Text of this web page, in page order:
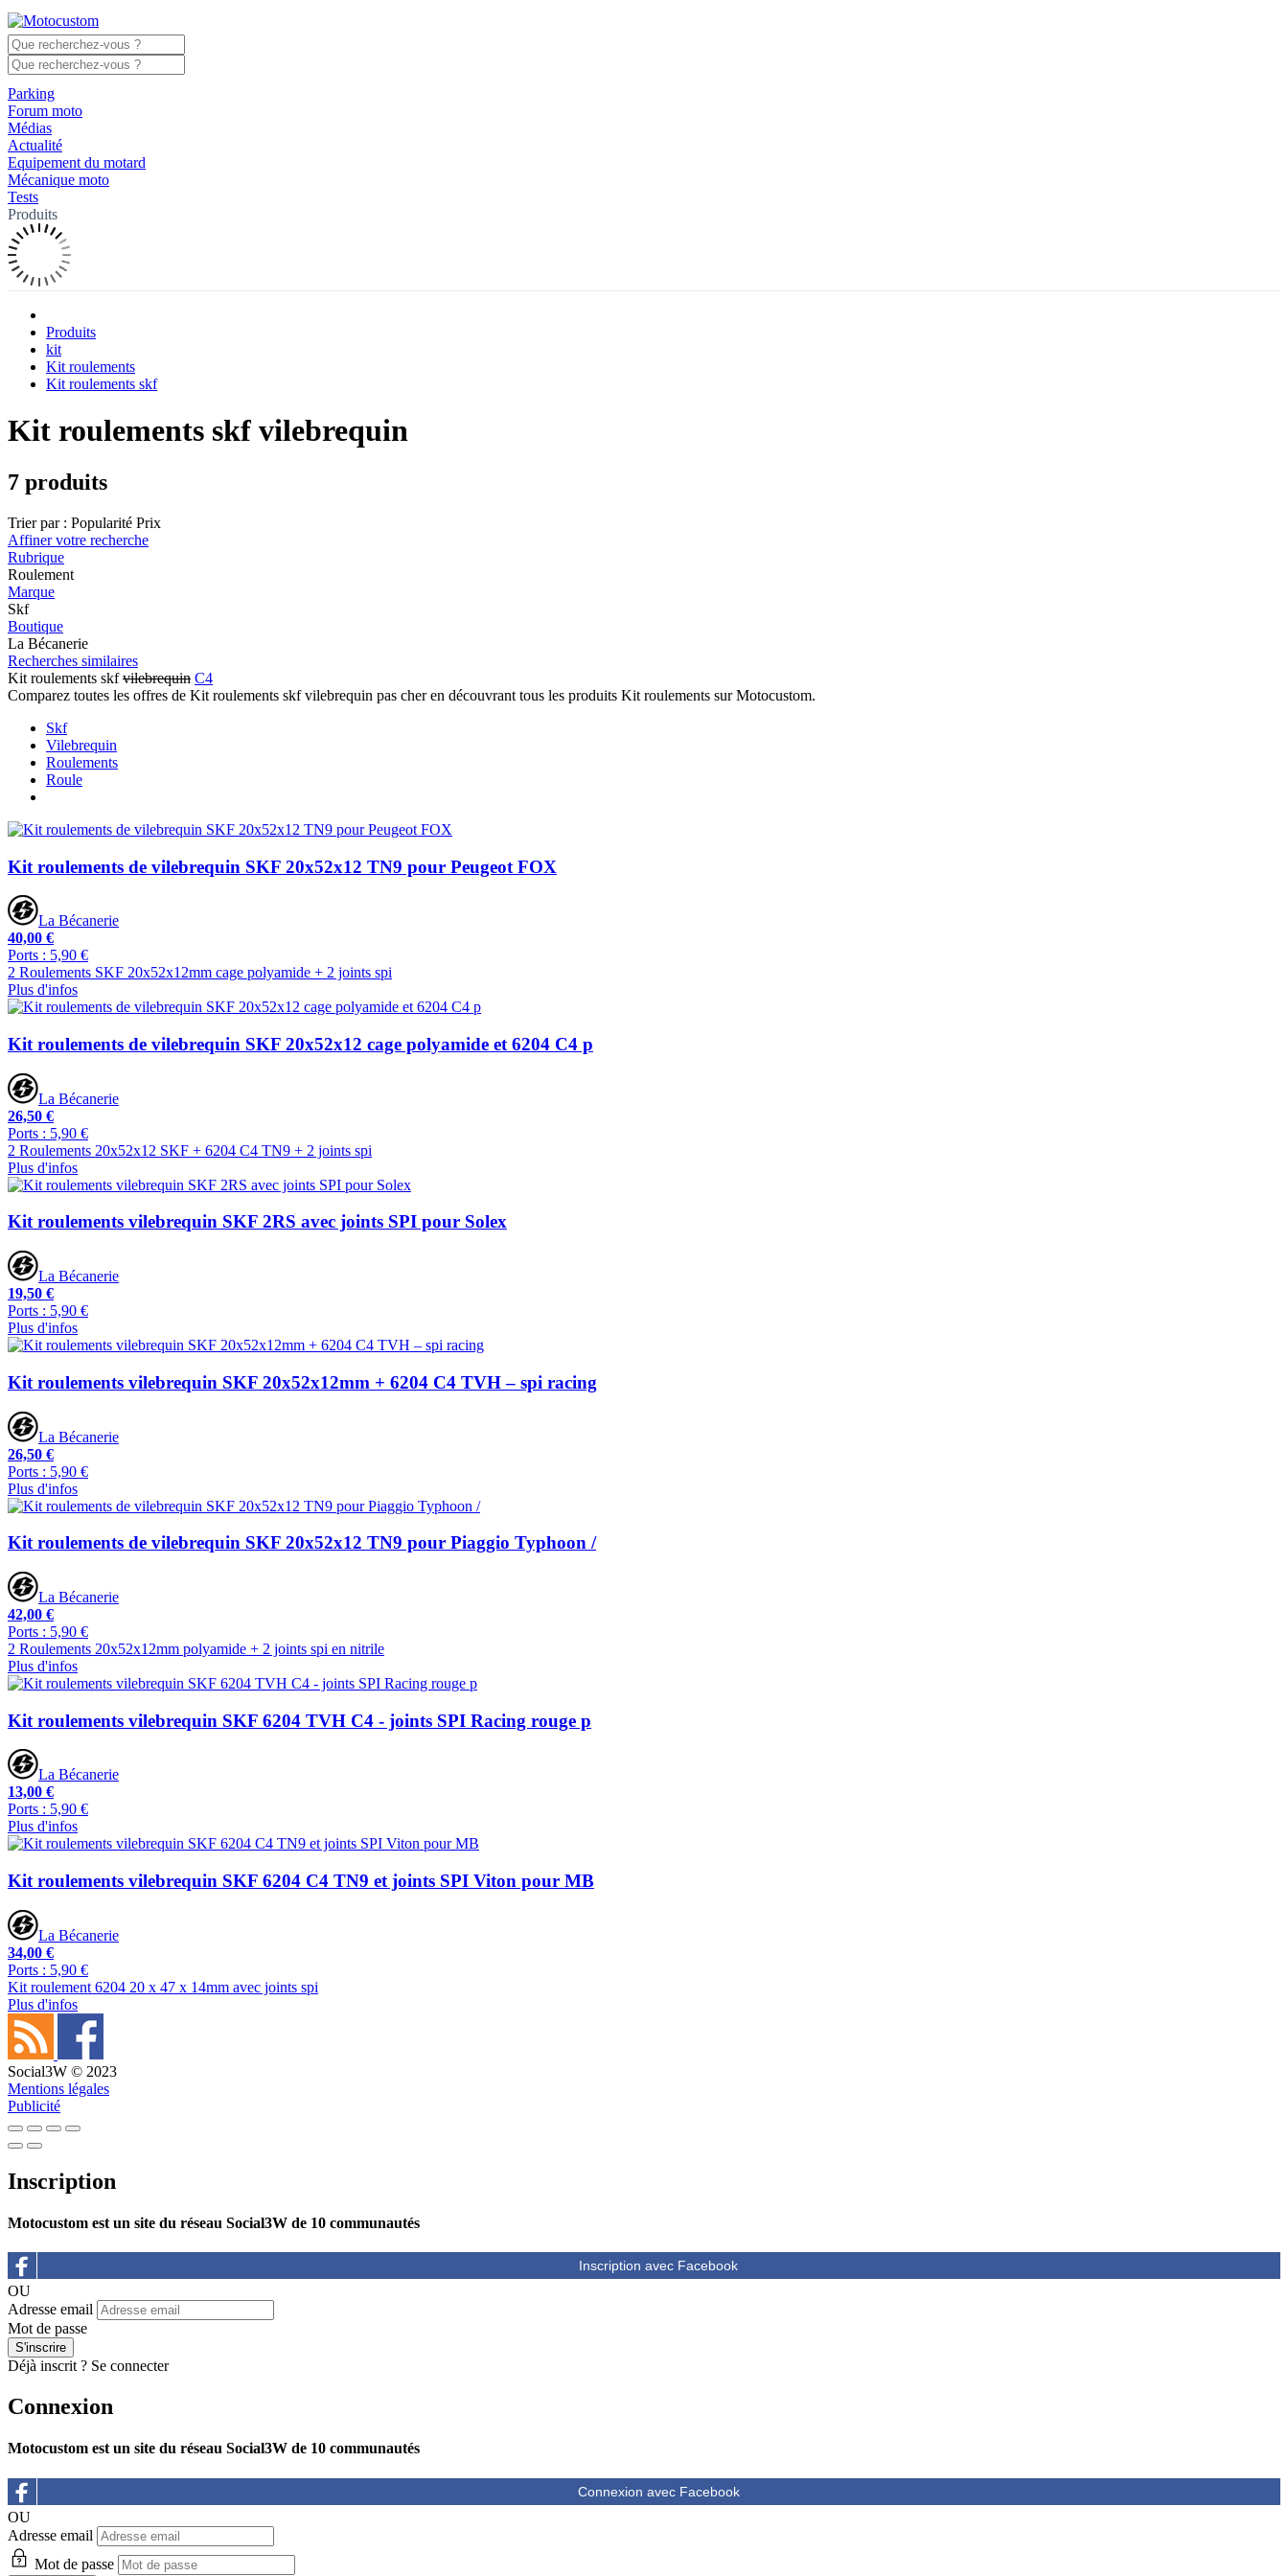
Parking
Forum moto
Médias
Actualité
Equipement du motard
Mécanique moto
Tests
Produits
Produits
kit
Kit roulements
Kit roulements skf
Kit roulements skf vilebrequin
7 produits
Trier par : Popularité Prix
Affiner votre recherche
Rubrique
Roulement
Marque
Skf
Boutique
La Bécanerie
Recherches similaires
Kit roulements skfvilebrequin C4
Comparez toutes les offres de Kit roulements skf vilebrequin pas cher en découvrant tous les produits Kit roulements sur Motocustom.
Skf
Vilebrequin
Roulements
Roule
Kit roulements de vilebrequin SKF 20x52x12 TN9 pour Peugeot FOX
La Bécanerie
40,00 €
Ports : 5,90 €
2 Roulements SKF 20x52x12mm cage polyamide + 2 joints spi
Plus d'infos
Kit roulements de vilebrequin SKF 20x52x12 cage polyamide et 6204 C4 p
La Bécanerie
26,50 €
Ports : 5,90 €
2 Roulements 20x52x12 SKF + 6204 C4 TN9 + 2 joints spi
Plus d'infos
Kit roulements vilebrequin SKF 2RS avec joints SPI pour Solex
La Bécanerie
19,50 €
Ports : 5,90 €
Plus d'infos
Kit roulements vilebrequin SKF 20x52x12mm + 6204 C4 TVH – spi racing
La Bécanerie
26,50 €
Ports : 5,90 €
Plus d'infos
Kit roulements de vilebrequin SKF 20x52x12 TN9 pour Piaggio Typhoon /
La Bécanerie
42,00 €
Ports : 5,90 €
2 Roulements 20x52x12mm polyamide + 2 joints spi en nitrile
Plus d'infos
Kit roulements vilebrequin SKF 6204 TVH C4 - joints SPI Racing rouge p
La Bécanerie
13,00 €
Ports : 5,90 €
Plus d'infos
Kit roulements vilebrequin SKF 6204 C4 TN9 et joints SPI Viton pour MB
La Bécanerie
34,00 €
Ports : 5,90 €
Kit roulement 6204 20 x 47 x 14mm avec joints spi
Plus d'infos
Social3W © 2023
Mentions légales
Publicité
Inscription
Motocustom est un site du réseau Social3W de 10 communautés
OU
Adresse email
Mot de passe
Déjà inscrit ? Se connecter
Connexion
Motocustom est un site du réseau Social3W de 10 communautés
OU
Adresse email
Mot de passe